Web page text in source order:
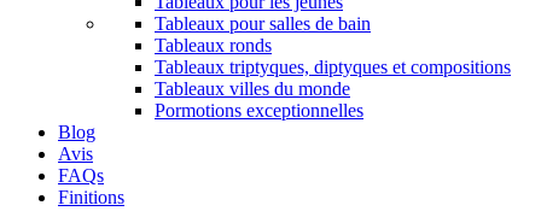
Tableaux pour salles de bain
Tableaux ronds
Tableaux triptyques, diptyques et compositions
Tableaux villes du monde
Pormotions exceptionnelles
Blog
Avis
FAQs
Finitions